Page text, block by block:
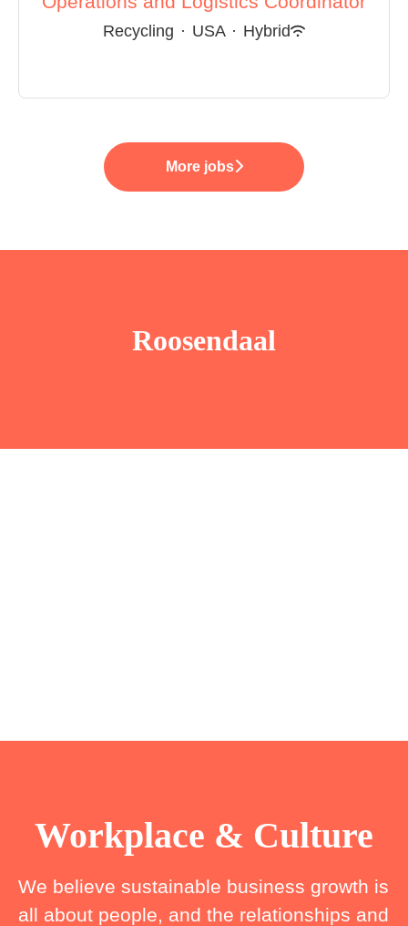
Recycling · USA · Hybrid
More jobs
Roosendaal
Workplace & Culture
We believe sustainable business growth is
all about people, and the relationships and